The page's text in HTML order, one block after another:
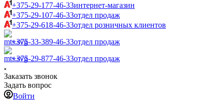
+375-29-177-46-33интернет-магазин
+375-29-107-46-33отдел продаж
+375-29-618-46-33отдел розничных клиентов
+375-33-389-46-33отдел продаж
+375-29-877-46-33отдел продаж
Заказать звонок
Задать вопрос
Войти